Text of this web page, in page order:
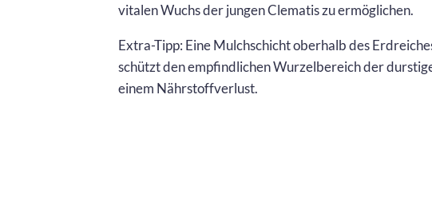
vitalen Wuchs der jungen Clematis zu ermöglichen.
Extra-Tipp: Eine Mulchschicht oberhalb des
schützt den empfindlichen Wurzelbereich der
einem Nährstoffverlust.